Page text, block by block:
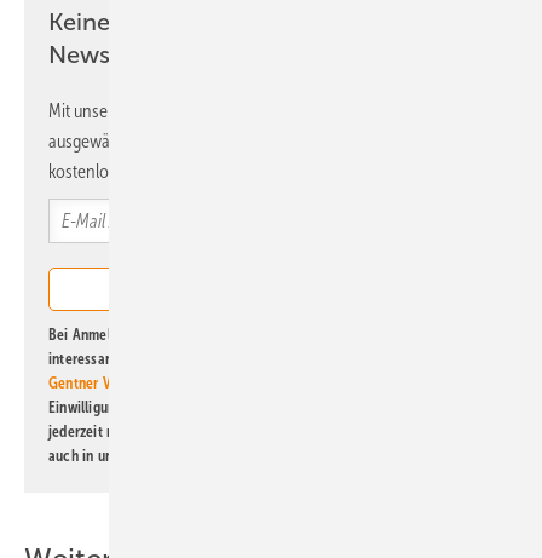
Keine Zeit? Kein Problem mit dem ERE
Newsletter!
Mit unserem Newsletter erhalten Sie regelmäßig von uns
ausgewählte Informationen und Neuigkeiten, gebündelt und
kostenlos direkt ins Postfach.
Bei Anmeldung zu diesem Newsletter bin ich damit einverstanden, über
interessante Verlags- und Online-Angebote
Gentner Verlag GmbH & Co. KG
Einwilligung kann ich jederzeit widerrufen und eine Abmeldung ist
jederzeit möglich. Informationen zum Umgang mit Daten finden Sie
auch in unserer